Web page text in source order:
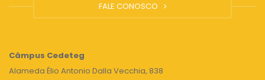
FALE CONOSCO
Câmpus Cedeteg
Alameda Élio Antonio Dalla Vecchia, 838